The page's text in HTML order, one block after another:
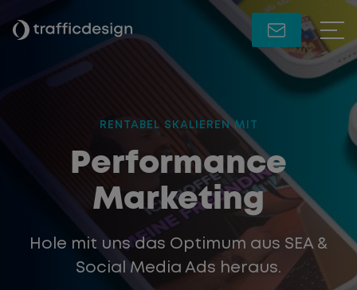
RENTABEL SKALIEREN MIT
:Performance
Marketing
Hole mit uns das Optimum aus SEA &
Social Media Ads heraus.